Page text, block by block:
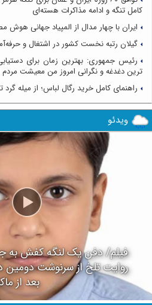
کامل تنگه و ادامه مذاکرات هسته‌ای
ایران با چهار مدال از المپیاد جهانی
گیلان رتبه نخست کشور در اشتغال و
رئیس جمهوری: بهترین زمان برای
ترین دغدغه و نگرانی امروز من معیشت
راهنمای کامل خرید رگال لباس؛ از میله گرد
ویدئو
روایت تلخ از سرنوشت دومین
بعد از